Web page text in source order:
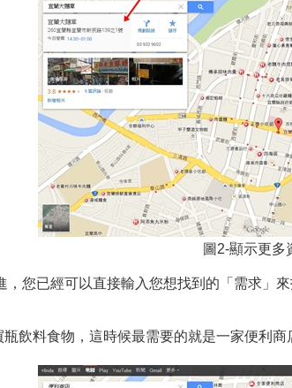
圖2-顯示更多
您已經可以直接輸入您想找到的「需求」
飲料食物，這時候最需要的就是一家便利